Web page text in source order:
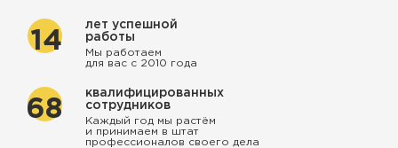
14
лет успешной
работы
Мы работаем
для вас с 2010 года
68
квалифицированных
сотрудников
Каждый год мы растём
и принимаем в штат
профессионалов своего дела